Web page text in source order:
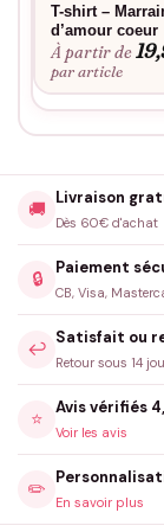
T-shirt –
d’amour coeur
À partir de
par article
🚚
Livraison
Dès 60€ d'achat
🔒
Paiement
CB, Visa,
↩️
Satisfait ou
Retour sous 14
⭐
Avis vérifiés
Voir les avis
✏️
En savoir plus